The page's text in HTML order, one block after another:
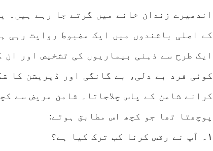
اندھیرے زندان خانے میں گرتے جا رہے ہیں۔
کے اصلی باشندوں میں ایک مضبوط روایت رہی
ایک طرح سے ذہنی بیماریوں کی تشخیص اور ان
کوئی فرد بے دلی، بے گانگی اور ڈپریشن کا
کرانے شامن کے پاس چلاجاتا۔ شامن مریض سے
پوچھتا تھا جو کچھ اس مطابق ہوتے:
۱۔ آپ نے رقص کرنا کب ترک کیا ہے؟